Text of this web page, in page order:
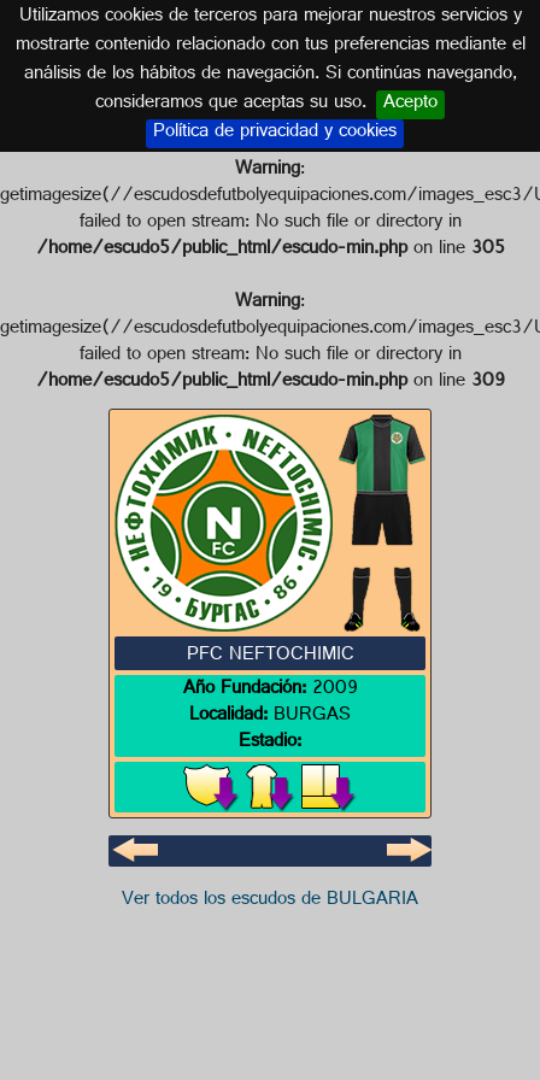
Utilizamos cookies de terceros para mejorar nuestros servicios y
mostrarte contenido relacionado con tus preferencias mediante el
análisis de los hábitos de navegación. Si continúas navegando,
consideramos que aceptas su uso. Acepto
Política de privacidad y cookies
Escudo de PFC NEFTOCHIMIC
BULGARIA
Warning:
getimagesize(//escudosdefutbolyequipaciones.com/
failed to open stream: No such file or directory in
/home/escudo5/public_html/escudo-min.phpon line305
Warning:
getimagesize(//escudosdefutbolyequipaciones.com/
failed to open stream: No such file or directory in
/home/escudo5/public_html/escudo-min.phpon line309
PFC NEFTOCHIMIC
Año Fundación:2009
Localidad:BURGAS
Estadio:
Ver todos los escudos de BULGARIA